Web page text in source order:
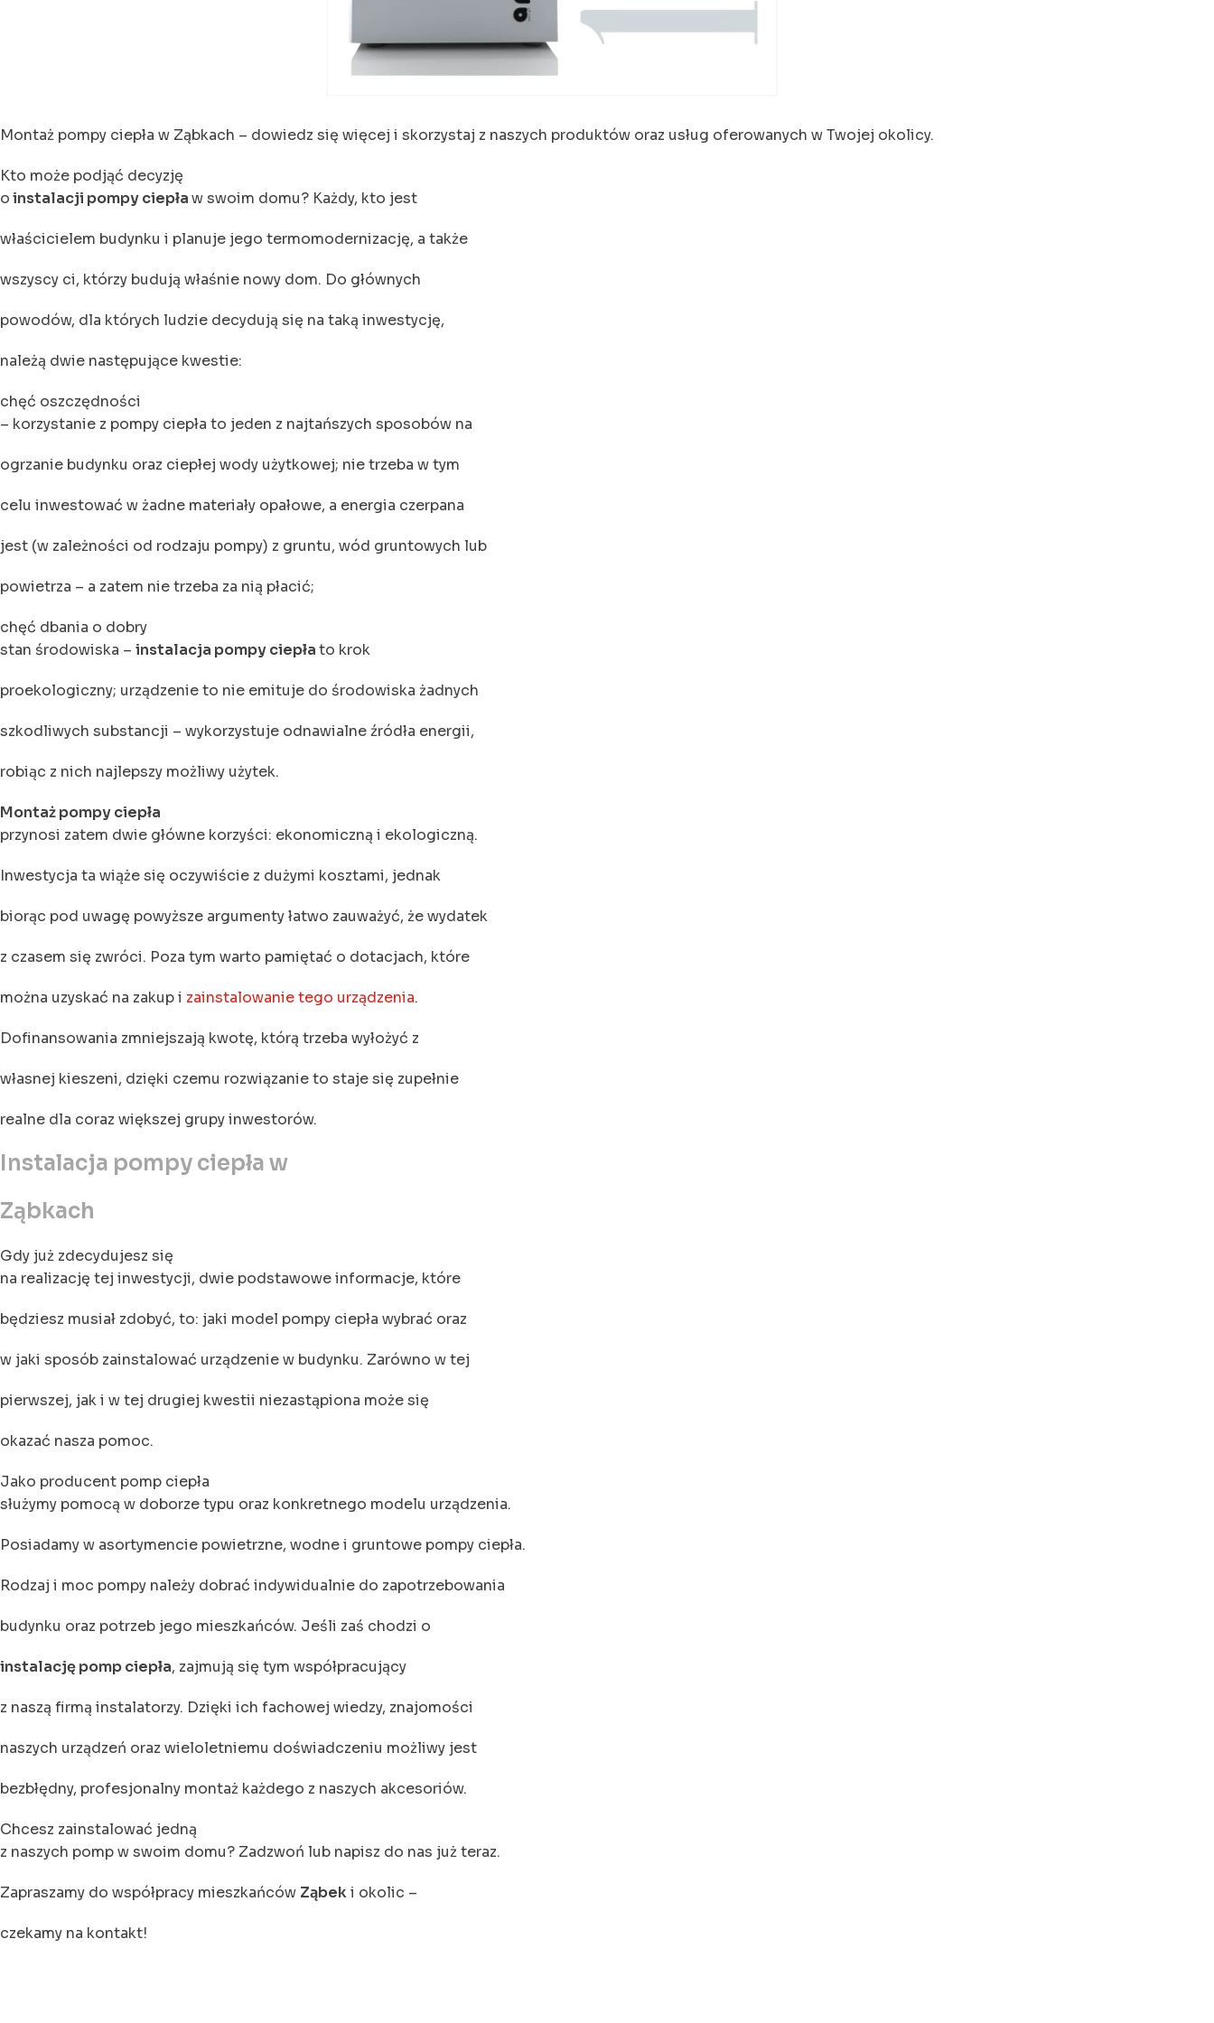
Montaż pompy ciepła w Ząbkach – dowiedz się więcej i skorzystaj z naszych produktów oraz usług oferowanych w Twojej okolicy.
Kto może podjąć decyzję
oinstalacji pompy ciepław swoim domu? Każdy, kto jest
właścicielem budynku i planuje jego termomodernizację, a także
wszyscy ci, którzy budują właśnie nowy dom. Do głównych
powodów, dla których ludzie decydują się na taką inwestycję,
należą dwie następujące kwestie:
chęć oszczędności
– korzystanie z pompy ciepła to jeden z najtańszych sposobów na
ogrzanie budynku oraz ciepłej wody użytkowej; nie trzeba w tym
celu inwestować w żadne materiały opałowe, a energia czerpana
jest (w zależności od rodzaju pompy) z gruntu, wód gruntowych lub
powietrza – a zatem nie trzeba za nią płacić;
chęć dbania o dobry
stan środowiska – instalacja pompy ciepłato krok
proekologiczny; urządzenie to nie emituje do środowiska żadnych
szkodliwych substancji – wykorzystuje odnawialne źródła energii,
robiąc z nich najlepszy możliwy użytek.
Montaż pompy ciepła
przynosi zatem dwie główne korzyści: ekonomiczną i ekologiczną.
Inwestycja ta wiąże się oczywiście z dużymi kosztami, jednak
biorąc pod uwagę powyższe argumenty łatwo zauważyć, że wydatek
z czasem się zwróci. Poza tym warto pamiętać o dotacjach, które
można uzyskać na zakup i zainstalowanie tego urządzenia.
Dofinansowania zmniejszają kwotę, którą trzeba wyłożyć z
własnej kieszeni, dzięki czemu rozwiązanie to staje się zupełnie
realne dla coraz większej grupy inwestorów.
Instalacja pompy ciepła w
Ząbkach
Gdy już zdecydujesz się
na realizację tej inwestycji, dwie podstawowe informacje, które
będziesz musiał zdobyć, to: jaki model pompy ciepła wybrać oraz
w jaki sposób zainstalować urządzenie w budynku. Zarówno w tej
pierwszej, jak i w tej drugiej kwestii niezastąpiona może się
okazać nasza pomoc.
Jako producent pomp ciepła
służymy pomocą w doborze typu oraz konkretnego modelu urządzenia.
Posiadamy w asortymencie powietrzne, wodne i gruntowe pompy ciepła.
Rodzaj i moc pompy należy dobrać indywidualnie do zapotrzebowania
budynku oraz potrzeb jego mieszkańców. Jeśli zaś chodzi o
instalację pomp ciepła, zajmują się tym współpracujący
z naszą firmą instalatorzy. Dzięki ich fachowej wiedzy, znajomości
naszych urządzeń oraz wieloletniemu doświadczeniu możliwy jest
bezbłędny, profesjonalny montaż każdego z naszych akcesoriów.
Chcesz zainstalować jedną
z naszych pomp w swoim domu? Zadzwoń lub napisz do nas już teraz.
Zapraszamy do współpracy mieszkańców Ząbeki okolic –
czekamy na kontakt!